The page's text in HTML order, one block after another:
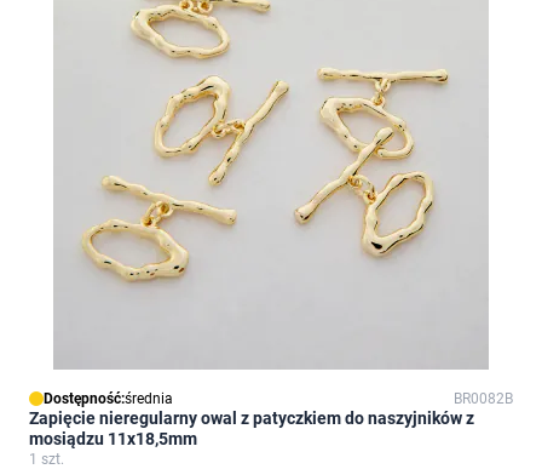
Dostępność:średnia BR0082B
Zapięcie nieregularny owal z patyczkiem do naszyjników z
mosiądzu 11x18,5mm
1 szt.